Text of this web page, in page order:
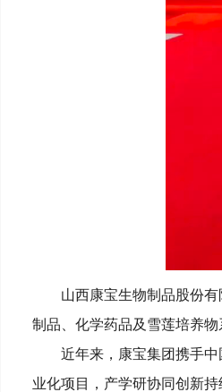
山西康宝生物制品股份
制品、化学药品及雪莲培养
近年来，康宝集团携手
业化项目，产学研协同创新